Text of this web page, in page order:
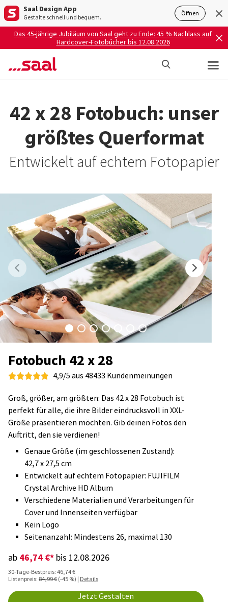
Saal Design App
Gestalte schnell und bequem. Öffnen
Das 45-jährige Jubiläum von Saal geht zu Ende: 45 % Nachlass auf
Hardcover-Fotobücher bis 12.08.2026
42 x 28 Fotobuch: unser
größtes Querformat
Entwickelt auf echtem Fotopapier
Fotobuch 42 x 28
4,9/5 aus 48433 Kundenmeinungen
Groß, größer, am größten: Das 42 x 28 Fotobuch ist
perfekt für alle, die ihre Bilder eindrucksvoll in XXL-
Größe präsentieren möchten. Gib deinen Fotos den
Auftritt, den sie verdienen!
Genaue Größe (im geschlossenen Zustand):
42,7 x 27,5 cm
Entwickelt auf echtem Fotopapier: FUJIFILM
Crystal Archive HD Album
Verschiedene Materialien und Verarbeitungen für
Cover und Innenseiten verfügbar
Kein Logo
Seitenanzahl: Mindestens 26, maximal 130
ab 46,74 €* bis 12.08.2026
30-Tage-Bestpreis: 46,74 €
Listenpreis:84,99 €(-45 %) | Details
Jetzt Gestalten